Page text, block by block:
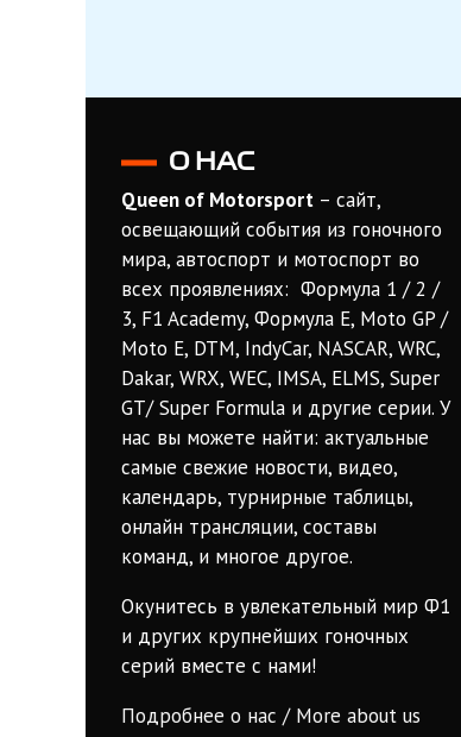
О НАС
Queen of Motorsport – сайт,
освещающий события из гоночного
мира, автоспорт и мотоспорт во
всех проявлениях: Формула 1 / 2 /
3, F1 Academy, Формула Е, Moto GP /
Moto E, DTM, IndyCar, NASCAR, WRC,
Dakar, WRX, WEC, IMSA, ELMS, Super
GT/ Super Formula и другие серии. У
нас вы можете найти: актуальные
самые свежие новости, видео,
календарь, турнирные таблицы,
онлайн трансляции, составы
команд, и многое другое.
Окунитесь в увлекательный мир Ф1
и других крупнейших гоночных
серий вместе с нами!
Подробнее о нас / More about us